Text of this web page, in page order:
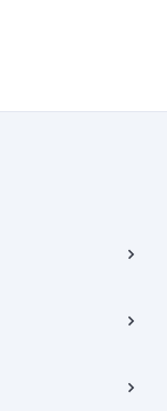
트리빌딩) B동 5층
, 8층 미소
에게 있습니다.